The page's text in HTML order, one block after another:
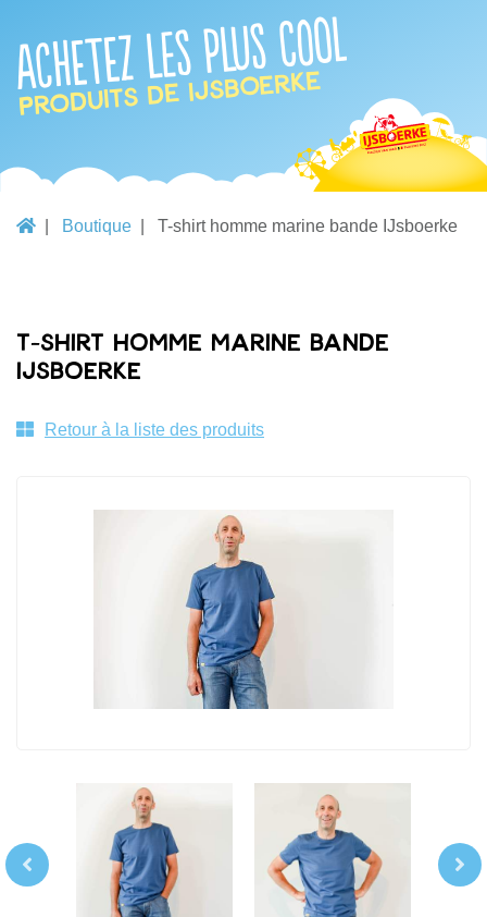
Achetez les plus cool
produits de IJsboerke
Boutique T-shirt homme marine bande IJsboerke
T-shirt homme marine bande
IJsboerke
Retour à la liste des produits